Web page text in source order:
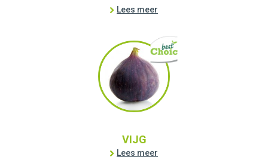
Lees meer
VIJG
Lees meer